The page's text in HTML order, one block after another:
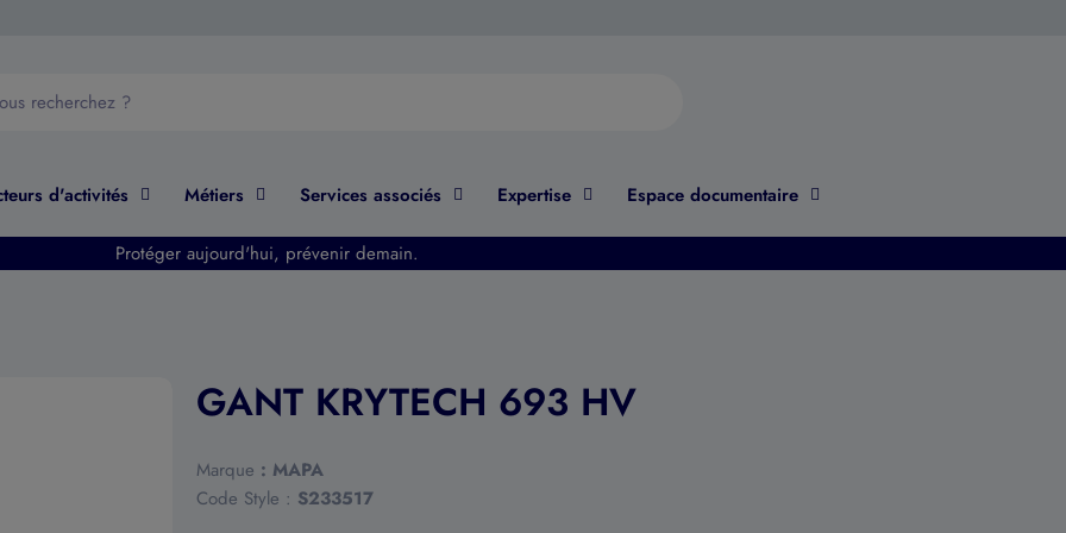
d'activités Métiers Services associés Expertise Espace documentaire
Protéger aujourd'hui, prévenir demain.
GANT KRYTECH 693 HV
Marque : MAPA
Code Style : S233517